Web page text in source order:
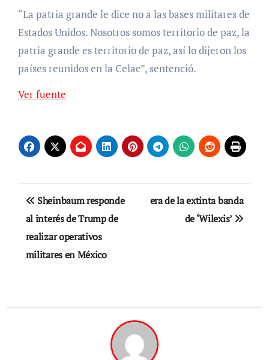
“La patria grande le dice no a las bases militares de
Estados Unidos. Nosotros somos territorio de paz, la
patria grande es territorio de paz, así lo dijeron los
países reunidos en la Celac”, sentenció.
Ver fuente
Navegación
de
entradas
Sheinbaum responde
al interés de Trump de
realizar operativos
militares en México
era de la extinta banda
de ‘Wilexis’